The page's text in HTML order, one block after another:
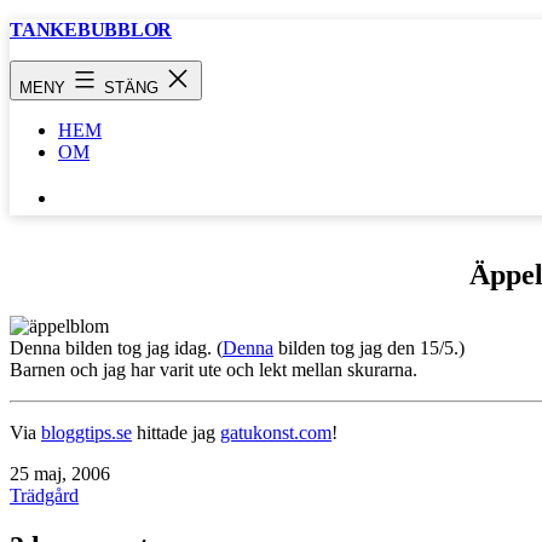
Hoppa
TANKEBUBBLOR
MENY STÄNG
HEM
OM
…
Denna bilden tog jag idag. (Denna bilden tog jag den 15/5.)
Barnen och jag har varit ute och lekt mellan skurarna.
Via bloggtips.se hittade jag gatukonst.com!
Publicerat
den
25 maj, 2006
Kategoriserat
Trädgård